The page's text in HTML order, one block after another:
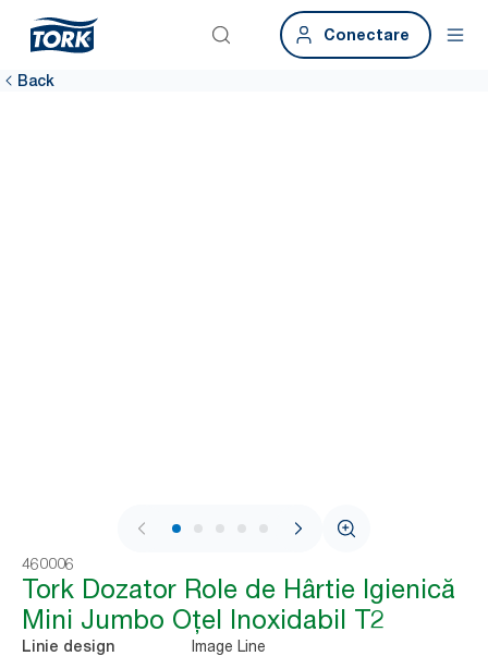
Conectare
Back
1 / 8
460006
Tork Dozator Role de Hârtie Igienică
Mini Jumbo Oțel Inoxidabil T2
Linie design Image Line